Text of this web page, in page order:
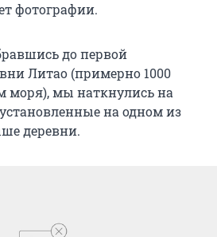
фотографии.
до первой
Литао (примерно 1000
моря), мы наткнулись на
на одном из
деревни.